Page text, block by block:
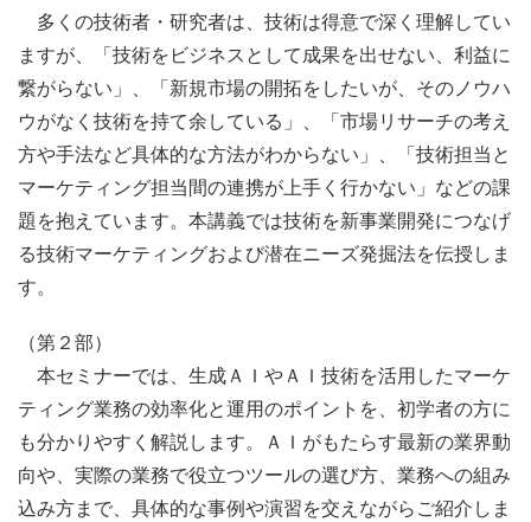
多くの技術者・研究者は、技術は得意で深く理解してい
ますが、「技術をビジネスとして成果を出せない、利益に
繋がらない」、「新規市場の開拓をしたいが、そのノウハ
ウがなく技術を持て余している」、「市場リサーチの考え
方や手法など具体的な方法がわからない」、「技術担当と
マーケティング担当間の連携が上手く行かない」などの課
題を抱えています。本講義では技術を新事業開発につなげ
る技術マーケティングおよび潜在ニーズ発掘法を伝授しま
す。
（第２部）
本セミナーでは、生成ＡＩやＡＩ技術を活用したマーケ
ティング業務の効率化と運用のポイントを、初学者の方に
も分かりやすく解説します。ＡＩがもたらす最新の業界動
向や、実際の業務で役立つツールの選び方、業務への組み
込み方まで、具体的な事例や演習を交えながらご紹介しま